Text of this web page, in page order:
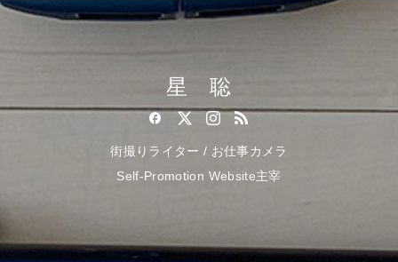
星 聡
街撮りライター / お仕事カメラ
Self-Promotion Website主宰